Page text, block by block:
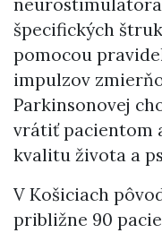
špecifických
pomocou
impulzov
Parkinsonovej
vrátiť pacientom
kvalitu života a
V Košiciach
približne 90